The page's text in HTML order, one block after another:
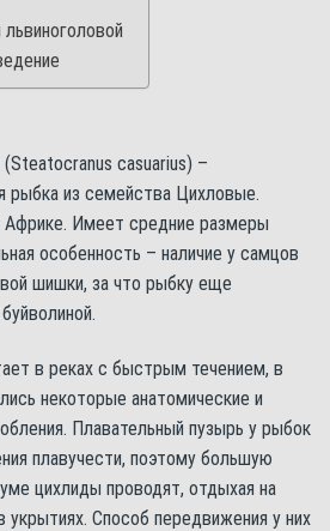
casuarius) –
рыбка из семейства Цихловые.
Африке. Имеет средние размеры
особенность – наличие у самцов
шишки, за что рыбку еще
в реках с быстрым течением, в
некоторые анатомические и
Плавательный пузырь у рыбок
плавучести, поэтому большую
цихлиды проводят, отдыхая на
укрытиях. Способ передвижения у них